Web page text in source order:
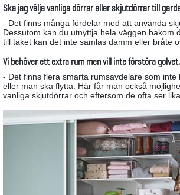
Ska jag välja vanliga dörrar eller skjutdörrar till
- Det finns många fördelar med att använda
Dessutom kan du utnyttja hela väggen
till taket kan det inte samlas damm eller bråte
Vi behöver ett extra rum men vill inte förstöra
- Det finns flera smarta rumsavdelare som
eller man ska flytta. Här får man också
vanliga skjutdörrar och eftersom de ofta ser